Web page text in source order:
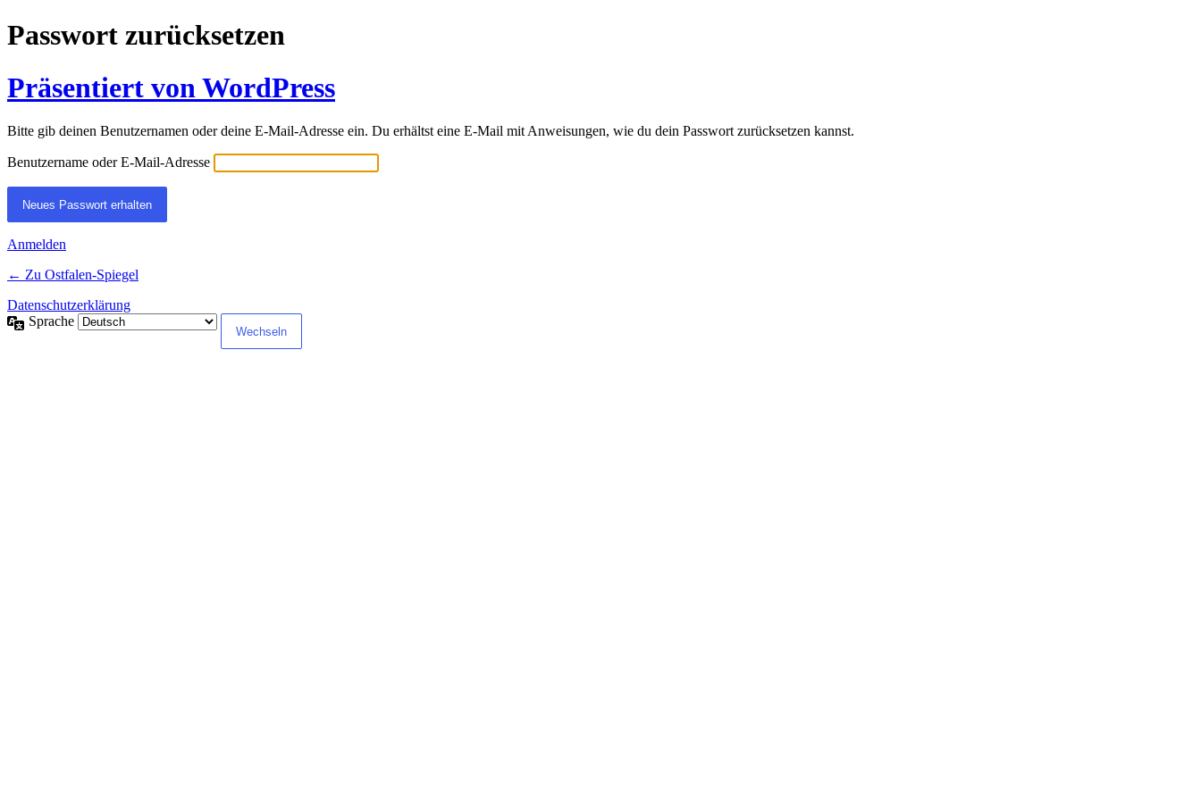
Passwort zurücksetzen
Präsentiert von WordPress
Bitte gib deinen Benutzernamen oder deine E-Mail-Adresse ein. Du erhältst eine E-Mail mit Anweisungen, wie du dein Passwort zurücksetzen kannst.
Benutzername oder E-Mail-Adresse
Anmelden
← Zu Ostfalen-Spiegel
Datenschutzerklärung
Sprache